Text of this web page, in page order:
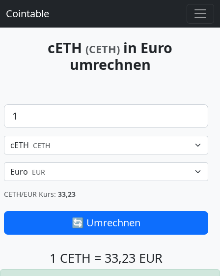
Cointable
cETH (CETH) in Euro
umrechnen
Betrag
cETH CETH
Euro EUR
CETH/EUR Kurs: 33,23
🔄 Umrechnen
1 CETH = 33,23 EUR